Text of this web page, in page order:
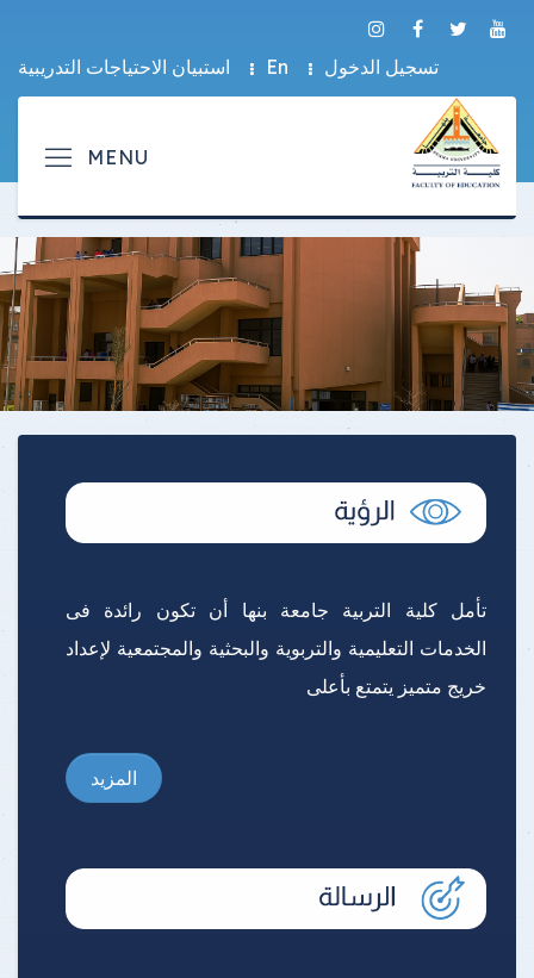
تسجيل الدخول En استبيان الاحتياجات التدريبية
تأمل كلية التربية جامعة بنها أن تكون رائدة فى
الخدمات التعليمية والتربوية والبحثية والمجتمعية لإعداد
خريج متميز يتمتع بأعلى
المزيد